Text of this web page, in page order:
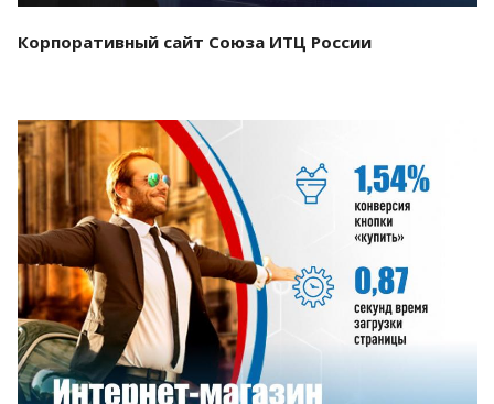
Корпоративный сайт Союза ИТЦ России
Смотреть проект